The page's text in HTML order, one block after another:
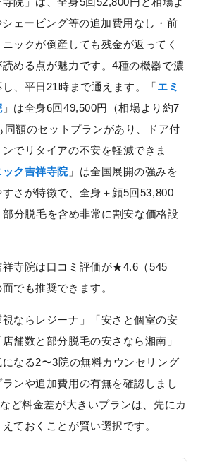
ェービング等の追加費用なし・前
ックが倒産しても残金が返ってく
める点が魅力です。4種の機器で濃
、平日21時まで通えます。「エミ
」は全身6回49,500円（相場より約7
額のセットプランがあり、ドア付
でリタイアの不安を軽減できま
ク吉祥寺院」は全国展開の強みを
さが特徴で、全身＋顔5回53,800
分脱毛を含め非常に割安な価格設
祥寺院は口コミ評価が★4.6（545
でも推奨できます。
ならレジーナ」「安さと個室の安
舗数と部分脱毛の安さなら湘南」
なる2〜3院の無料カウンセリング
ンや追加費用の有無を確認しまし
ど料金差が大きいプランは、先にカ
ておくことが賢い選択です。